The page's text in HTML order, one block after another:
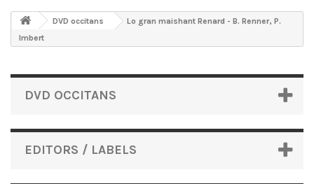
DVD occitans
Lo gran maishant Renard - B. Renner, P.
Imbert
DVD OCCITANS
EDITORS / LABELS